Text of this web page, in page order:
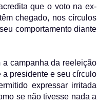
que o voto na ex-
chegado, nos círculos
comportamento diante
campanha da reeleição
a presidente e seu círculo
expressar irritada
se não tivesse nada a